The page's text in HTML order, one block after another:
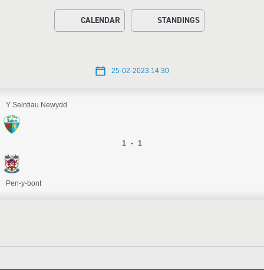
CALENDAR STANDINGS
25-02-2023 14:30
Y Seintiau Newydd
1 - 1
Pen-y-bont